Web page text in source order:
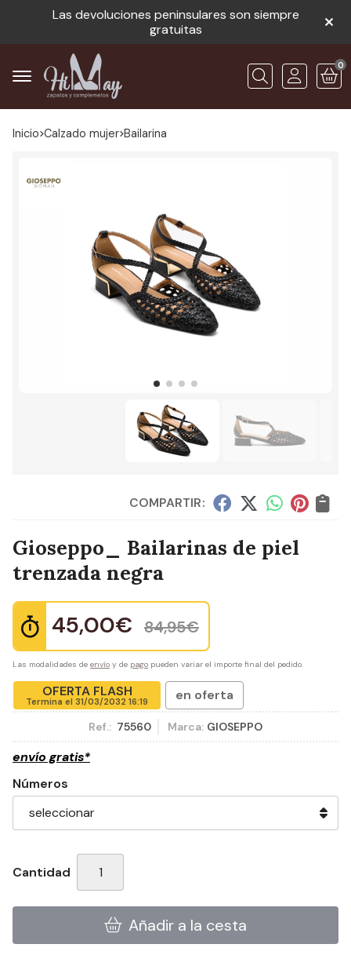
Las devoluciones peninsulares son siempre
gratuitas
Buscar
0
Inicio calzado mujer bailarina
COMPARTIR:
Gioseppo_ Bailarinas de piel
trenzada negra
45,00€ 84,95€
Las modalidades de envío y de pago pueden variar el importe final del pedido.
OFERTA FLASH
Termina el 31/03/2032 16:19 en oferta
Ref.: 75560 Marca: GIOSEPPO
envío gratis*
Números
Cantidad
Añadir a la cesta